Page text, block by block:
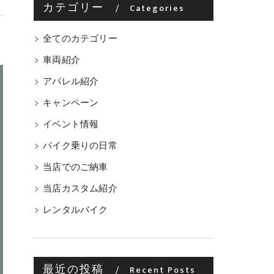
カテゴリー Categories
全てのカテゴリー
車両紹介
アパレル紹介
キャンペーン
イベント情報
バイク乗りの日常
当店でのご納車
当店カスタム紹介
レンタルバイク
最近の投稿 Recent Posts